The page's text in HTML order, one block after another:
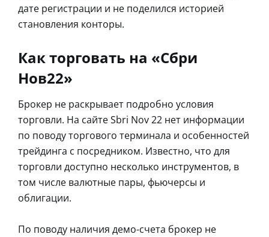
дате регистрации и не поделился историей
становления конторы.
Как торговать на «Сбри
Нов22»
Брокер не раскрывает подробно условия
торговли. На сайте Sbri Nov 22 нет информации
по поводу торгового терминала и особенностей
трейдинга с посредником. Известно, что для
торговли доступно несколько инструментов, в
том числе валютные пары, фьючерсы и
облигации.
По поводу наличия демо-счета брокер не